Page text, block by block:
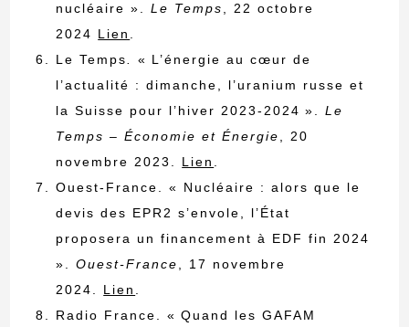
nucléaire ».Le Temps
, 22 octobre
2024 Lien
Le Temps
« L’énergie au cœur de
l’actualité : dimanche, l’uranium russe et
la Suisse pour l’hiver 2023-2024 ».Le
Temps – Économie et Énergie
, 20
novembre 2023. Lien
Ouest-France. « Nucléaire : alors que le
devis des EPR2 s’envole, l’État
proposera un financement à EDF fin 2024
».Ouest-France
, 17 novembre
2024. Lien
Radio France. « Quand les GAFAM